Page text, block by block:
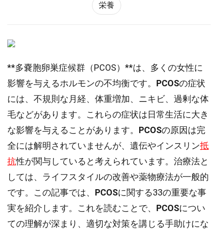
栄養
**多嚢胞卵巣症候群（PCOS）**は、多くの女性に
影響を与えるホルモンの不均衡です。 PCOSの症状
には、不規則な月経、体重増加、ニキビ、過剰な体
毛などがあります。これらの症状は日常生活に大き
な影響を与えることがあります。 PCOSの原因は完
全には解明されていませんが、遺伝やインスリン抵
抗性が関与していると考えられています。治療法と
しては、ライフスタイルの改善や薬物療法が一般的
です。この記事では、 PCOSに関する33の重要な事
実を紹介します。これを読むことで、 PCOSについ
ての理解が深まり、適切な対策を講じる手助けにな